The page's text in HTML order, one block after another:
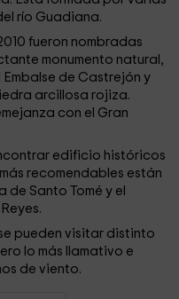
río Guadiana.
fueron nombradas
monumento natural,
de Castrejón y
arcillosa rojiza.
con el Gran
edificio históricos
recomendables están
de Santo Tomé y el
pueden visitar distinto
lo más llamativo e
de viento.